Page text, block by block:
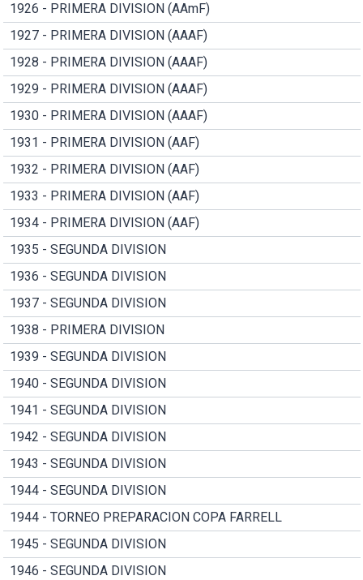
1926 - PRIMERA DIVISION (AAmF)
1927 - PRIMERA DIVISION (AAAF)
1928 - PRIMERA DIVISION (AAAF)
1929 - PRIMERA DIVISION (AAAF)
1930 - PRIMERA DIVISION (AAAF)
1931 - PRIMERA DIVISION (AAF)
1932 - PRIMERA DIVISION (AAF)
1933 - PRIMERA DIVISION (AAF)
1934 - PRIMERA DIVISION (AAF)
1935 - SEGUNDA DIVISION
1936 - SEGUNDA DIVISION
1937 - SEGUNDA DIVISION
1938 - PRIMERA DIVISION
1939 - SEGUNDA DIVISION
1940 - SEGUNDA DIVISION
1941 - SEGUNDA DIVISION
1942 - SEGUNDA DIVISION
1943 - SEGUNDA DIVISION
1944 - SEGUNDA DIVISION
1944 - TORNEO PREPARACION COPA FARRELL
1945 - SEGUNDA DIVISION
1946 - SEGUNDA DIVISION